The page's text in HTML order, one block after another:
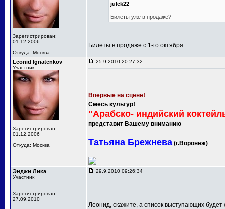
Зарегистрирован:
01.12.2006
Откуда: Москва
julek22
Билеты уже в продаже?
Билеты в продаже с 1-го октября.
Leonid Ignatenkov
Участник
Зарегистрирован:
01.12.2006
Откуда: Москва
25.9.2010 20:27:32
Впервые на сцене!
Смесь культур!
"Арабско- индийский
представит Вашему вниманию
Татьяна Брежнева (г.Воронеж)
Энджи Лика
Участник
Зарегистрирован:
27.09.2010
29.9.2010 09:26:34
Леонид, скажите, а список выступающих